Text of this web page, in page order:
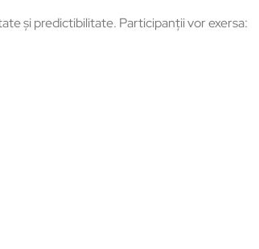
și predictibilitate. Participanții vor exersa: